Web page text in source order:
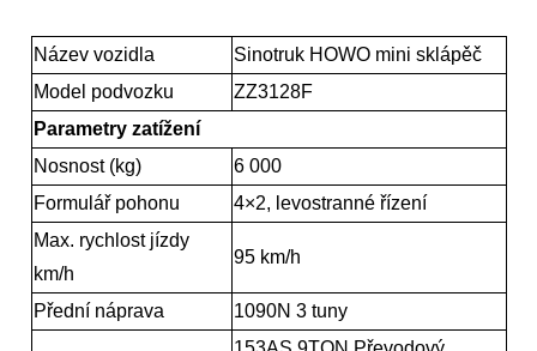
Název vozidla
Sinotruk HOWO mini sklápěč
Model podvozku
ZZ3128F
Parametry zatížení
Nosnost (kg)
6 000
Formulář pohonu
4×2, levostranné řízení
Max. rychlost jízdy
km/h
95 km/h
Přední náprava 1090N 3 tuny